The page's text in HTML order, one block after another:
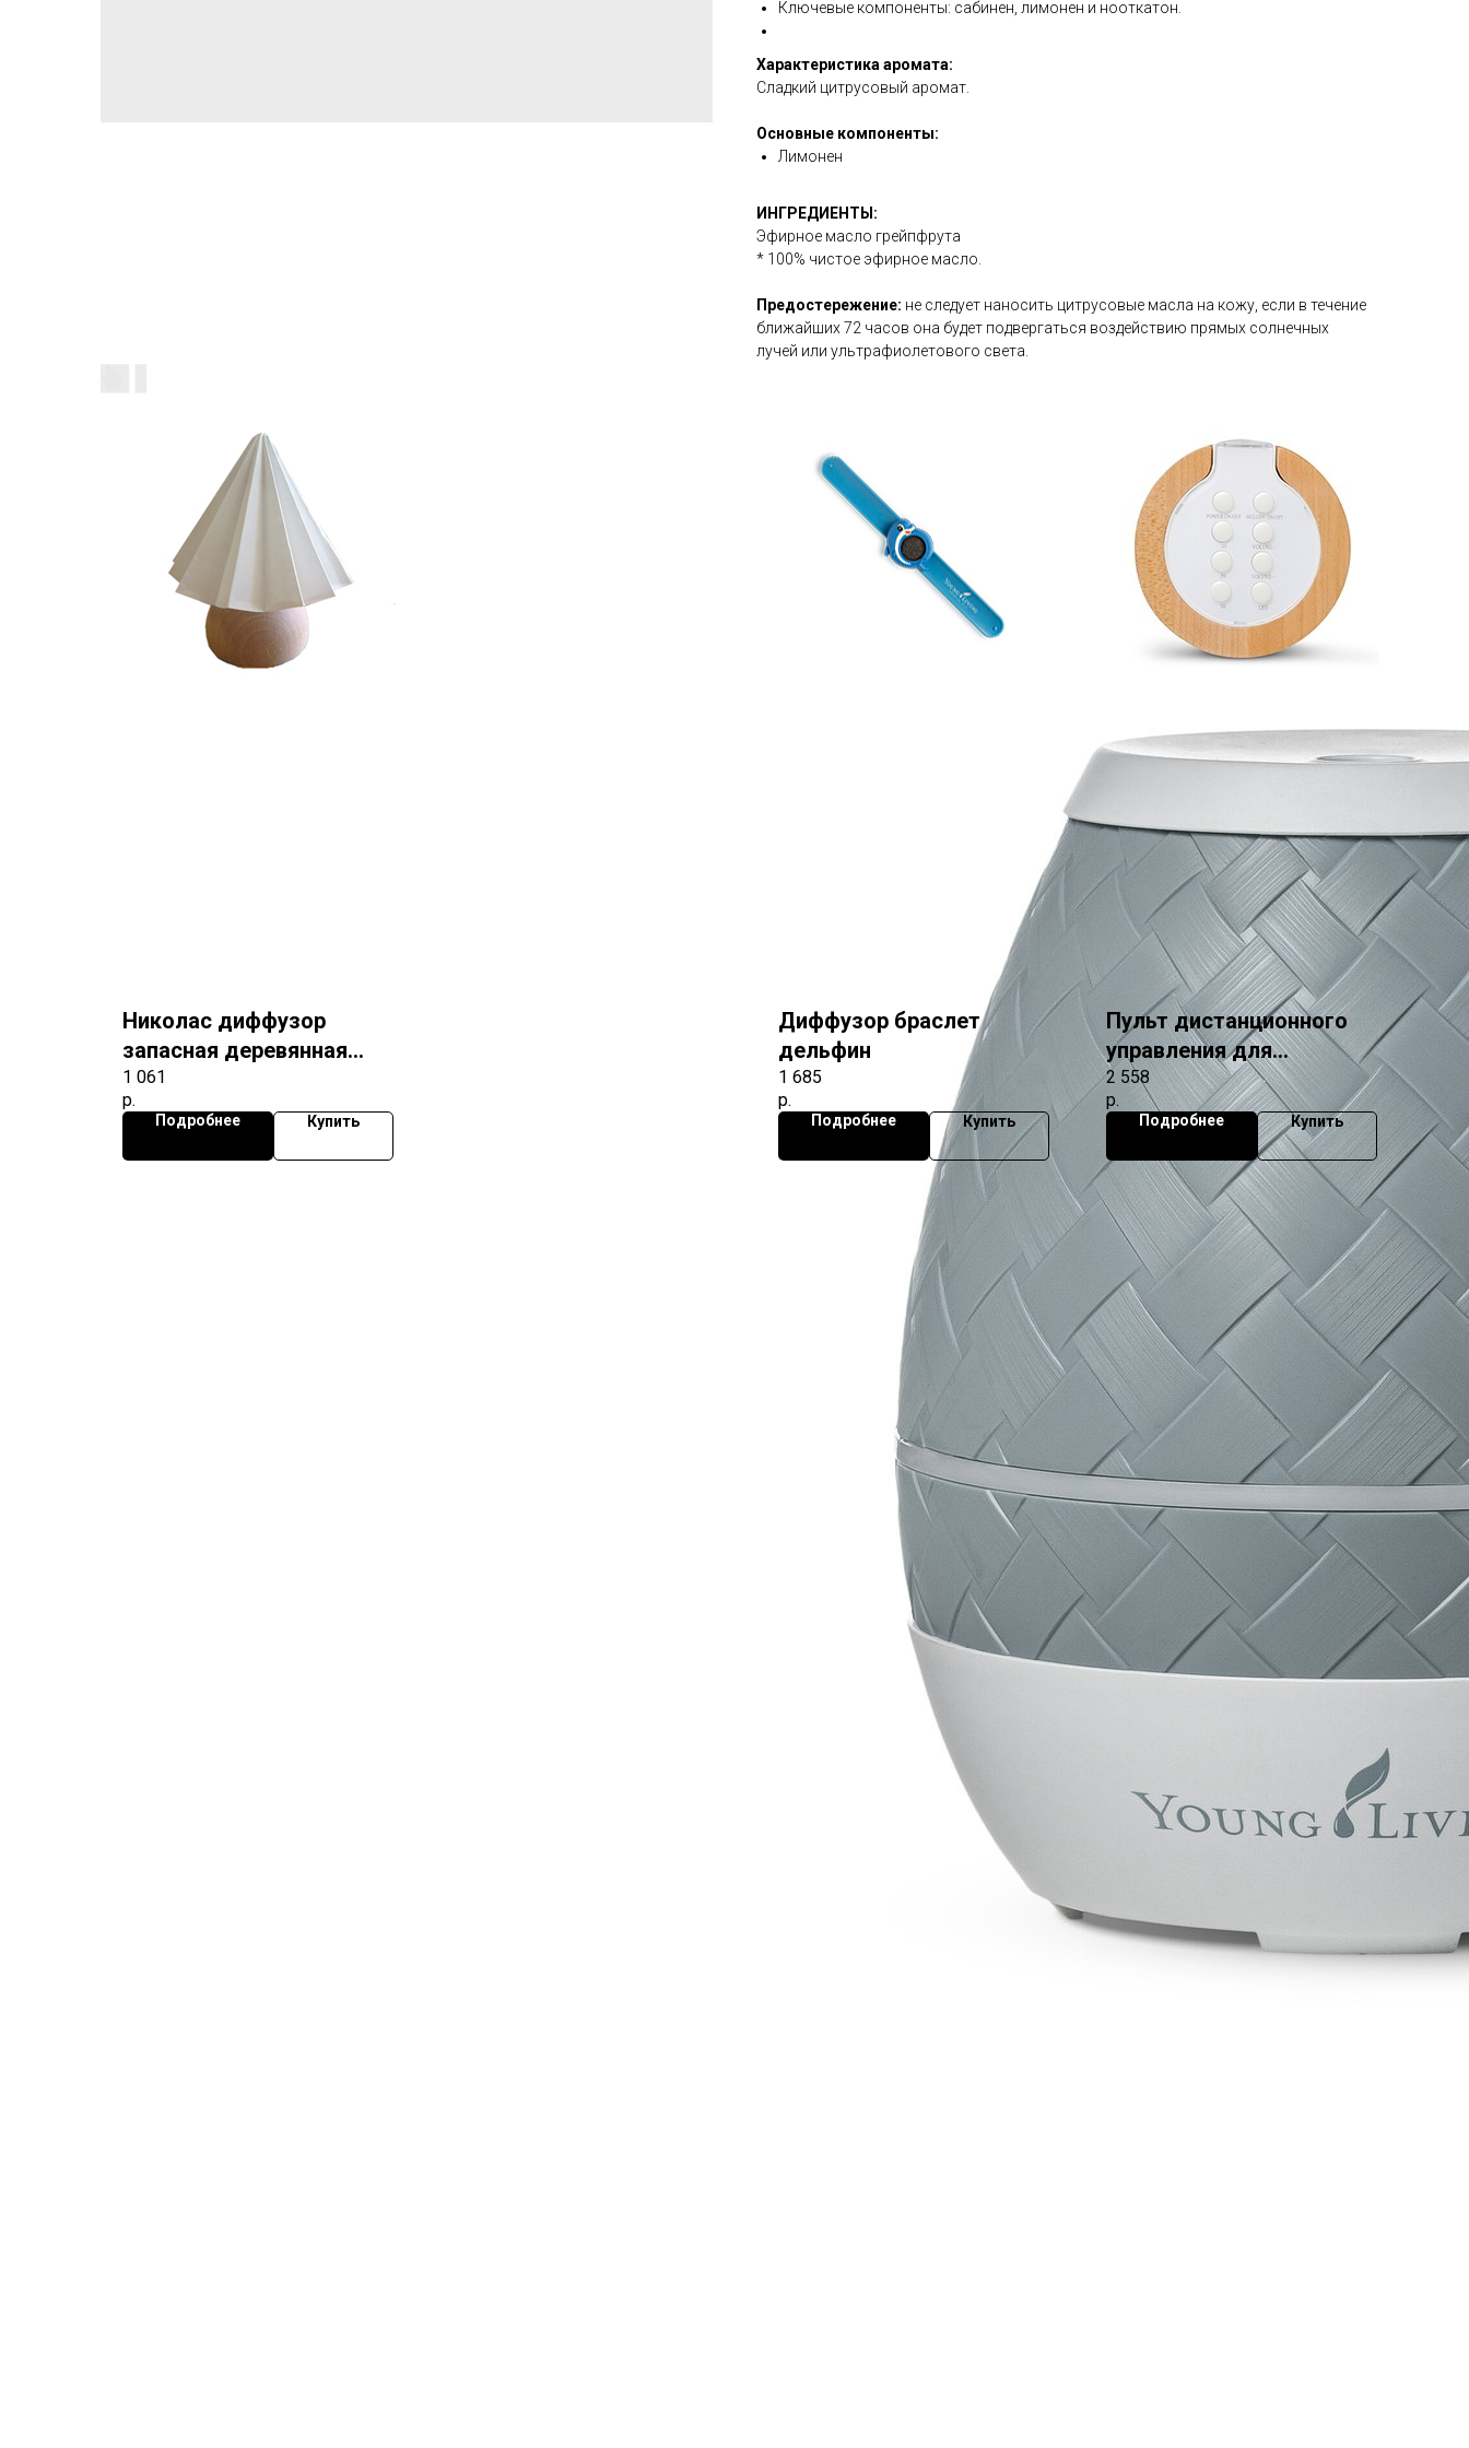
Ключевые компоненты: сабинен, лимонен и нооткатон.
Характеристика аромата:
Сладкий цитрусовый аромат.
Основные компоненты:
Лимонен
ИНГРЕДИЕНТЫ:
Эфирное масло грейпфрута
* 100% чистое эфирное масло.
Предостережение: не следует наносить цитрусовые масла на кожу, если в течение
ближайших 72 часов она будет подвергаться воздействию прямых солнечных
лучей или ультрафиолетового света.
Николас диффузор
запасная деревянная
основа
1 061
р.
Подробнее Купить
Диффузор браслет
дельфин
1 685
р.
Подробнее Купить
Пульт дистанционного
управления для
диффузора ария
2 558
р.
Подробнее Купить